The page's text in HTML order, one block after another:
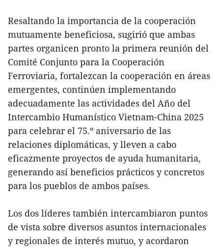
Resaltando la importancia de la cooperación
mutuamente beneficiosa, sugirió que ambas
partes organicen pronto la primera reunión del
Comité Conjunto para la Cooperación
Ferroviaria, fortalezcan la cooperación en áreas
emergentes, continúen implementando
adecuadamente las actividades del Año del
Intercambio Humanístico Vietnam-China 2025
para celebrar el 75.º aniversario de las
relaciones diplomáticas, y lleven a cabo
eficazmente proyectos de ayuda humanitaria,
generando así beneficios prácticos y concretos
para los pueblos de ambos países.
Los dos líderes también intercambiaron puntos
de vista sobre diversos asuntos internacionales
y regionales de interés mutuo, y acordaron